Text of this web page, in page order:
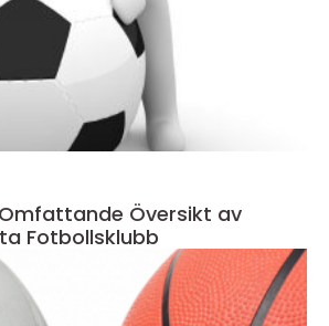
Omfattande Översikt av
Fotbollsklubb